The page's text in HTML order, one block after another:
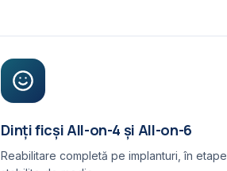
Dinți ficși All-on-4 și All-on-6
Reabilitare completă pe implanturi, în etape